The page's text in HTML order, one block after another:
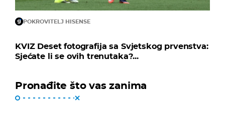
POKROVITELJ HISENSE
KVIZ Deset fotografija sa Svjetskog prvenstva:
Sjećate li se ovih trenutaka?...
Pronađite što vas zanima